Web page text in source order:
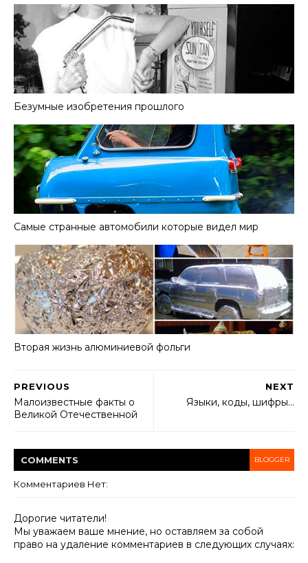
Безумные изобретения прошлого
Самые странные автомобили которые видел мир
Вторая жизнь алюминиевой фольги
NEXT
Языки, коды, шифры…
PREVIOUS
Малоизвестные факты о
Великой Отечественной
COMMENTS BLOGGER
Комментариев Нет:
Дорогие читатели!
Мы уважаем ваше мнение, но оставляем за собой
право на удаление комментариев в следующих случаях: